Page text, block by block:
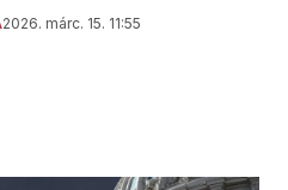
2026. márc. 15. 11:55